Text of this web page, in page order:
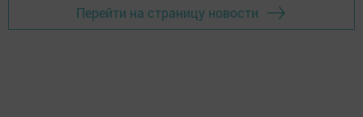
Перейти на страницу новости